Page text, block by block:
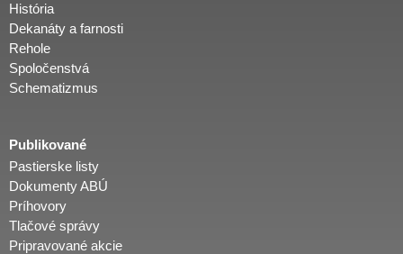
c
é
a
História
Dekanáty a farnosti
Rehole
Spoločenstvá
Schematizmus
Publikované
Pastierske listy
Dokumenty ABÚ
Príhovory
Tlačové správy
Pripravované akcie